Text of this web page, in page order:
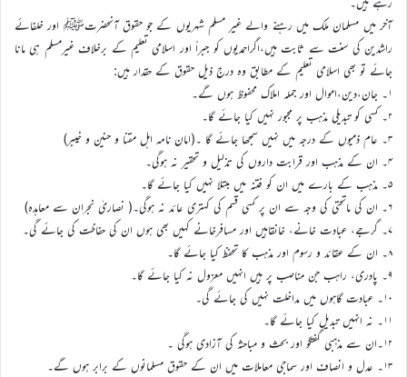
آخر میں مسلمان ملک میں رہنے والے غیر مسلم شہریوں کے جو حقوق آنحضرتﷺ اور خلفائے
راشدین کی سنت سے ثابت ہیں،اگراحمدیوں کو جبراً اور اسلامی تعلیم کے برخلاف غیرمسلم ہی مانا
جائے تو بھی اسلامی تعلیم کے مطابق وہ درج ذیل حقوق کے حقدار ہیں:
۱۔ جان،دین،اموال اور جملہ املاک محفوظ ہوں گے۔
۲۔ کسی کو تبدیلی مذہب پر مجبور نہیں کیا جائے گا۔
۳۔ عام ذمیوں کے درجہ میں نہیں سمجھا جائے گا ۔(امان نامہ اهل مقنا و حنین و خیبر)
۴۔ ان کے مذہب اور قرابت داروں کی تذلیل و تحقیر نہ ہوگی۔
۵۔ مذہب کے بارے میں ان کو فتنہ میں مبتلا نہیں کیا جائے گا۔
۶۔ ان کی ماتحتی کی وجہ سے ان پر کسی قسم کی کہتری عائد نہ ہوگی۔( نصاریٰ نجران سے معاہدہ)
۷۔ گرجے، عبادت خانے، خانقاہیں اور مسافرخانے کہیں بھی ہوں ان کی حفاظت کی جائے گی۔
۸۔ ان کے عقائد و رسوم اور مذہب کا تحفظ کیا جائے گا۔
۹۔ پادری، راہب جن مناصب پر ہیں انہیں معزول نہ کیا جائے گا۔
۱۰۔ عبادت گاہوں میں مداخلت نہیں کی جائے گی۔
۱۱۔ نہ انہیں تبدیل کیا جائے گا۔
۱۲۔ان سے مذہبی گفتگو اور بحث و مباحثہ کی آزادی ہوگی ۔
۱۳۔ عدل و انصاف اور سماجی معاملات میں ان کے حقوق مسلمانوں کے برابر ہوں گے۔